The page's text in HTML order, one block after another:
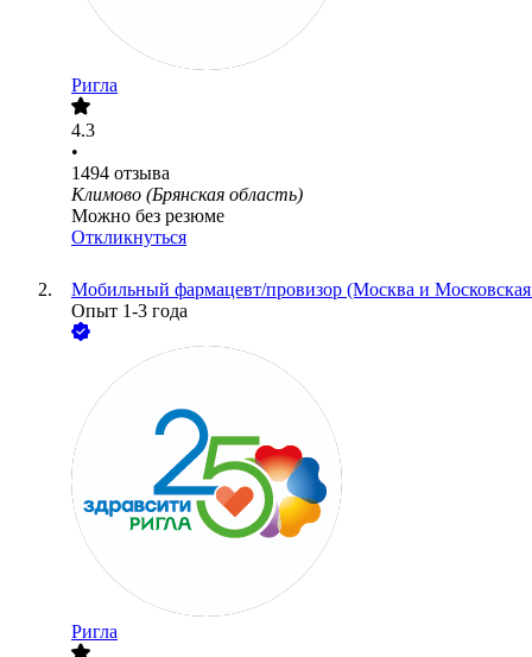
Ригла
4.3
•
1494 отзыва
Климово (Брянская область)
Можно без резюме
Откликнуться
Мобильный фармацевт/провизор (Москва и Московская
Опыт 1-3 года
Ригла